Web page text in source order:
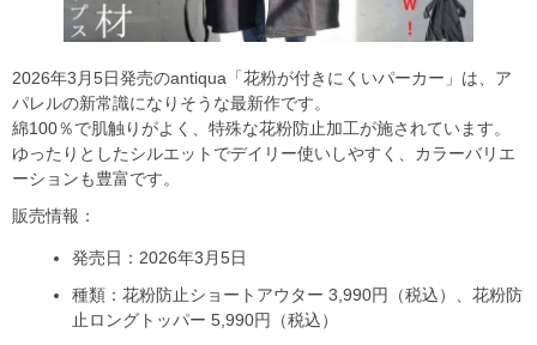
2026年3月5日発売のantiqua「花粉が付きにくいパーカー」は、ア
パレルの新常識になりそうな最新作です。
綿100％で肌触りがよく、特殊な花粉防止加工が施されています。
ゆったりとしたシルエットでデイリー使いしやすく、カラーバリエ
ーションも豊富です。
販売情報：
発売日：2026年3月5日
種類：花粉防止ショートアウター 3,990円（税込）、花粉防
止ロングトッパー 5,990円（税込）